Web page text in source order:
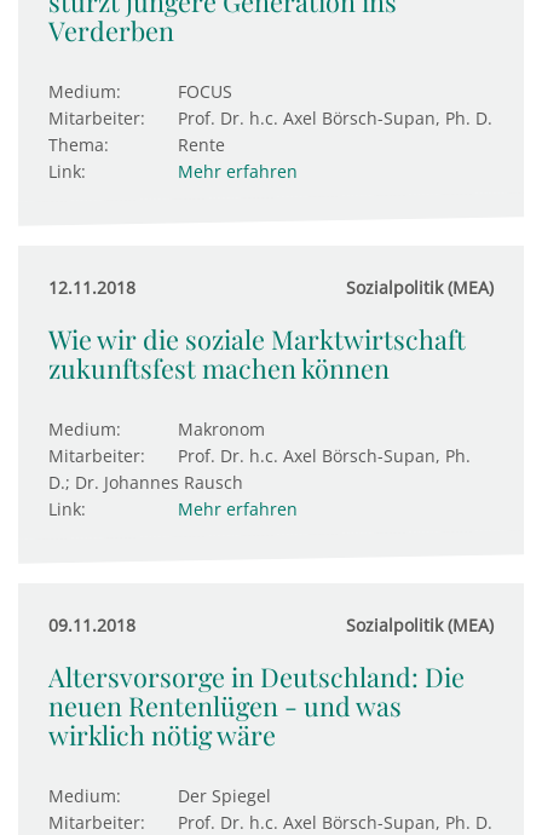
Verderben
Medium:
FOCUS
Mitarbeiter:
Prof. Dr. h.c. Axel Börsch-Supan, Ph. D.
Thema:
Rente
Link:
Mehr erfahren
12.11.2018 Sozialpolitik (MEA)
Wie wir die soziale Marktwirtschaft
zukunftsfest machen können
Medium:
Makronom
Mitarbeiter:
Prof. Dr. h.c. Axel Börsch-Supan, Ph.
D.; Dr. Johannes Rausch
Link:
Mehr erfahren
09.11.2018 Sozialpolitik (MEA)
Altersvorsorge in Deutschland: Die
neuen Rentenlügen - und was
wirklich nötig wäre
Medium:
Der Spiegel
Mitarbeiter:
Prof. Dr. h.c. Axel Börsch-Supan, Ph. D.